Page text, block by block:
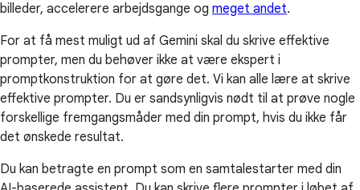
billeder, accelerere arbejdsgange og meget andet.
For at få mest muligt ud af Gemini skal du skrive effektive
prompter, men du behøver ikke at være ekspert i
promptkonstruktion for at gøre det. Vi kan alle lære at skrive
effektive prompter. Du er sandsynligvis nødt til at prøve nogle
forskellige fremgangsmåder med din prompt, hvis du ikke får
det ønskede resultat.
Du kan betragte en prompt som en samtalestarter med din